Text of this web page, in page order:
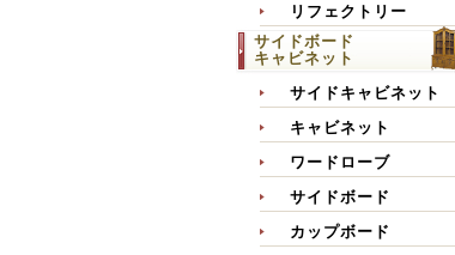
リフェクトリー
サイドボード
キャビネット
サイドキャビネット
キャビネット
ワードローブ
サイドボード
カップボード